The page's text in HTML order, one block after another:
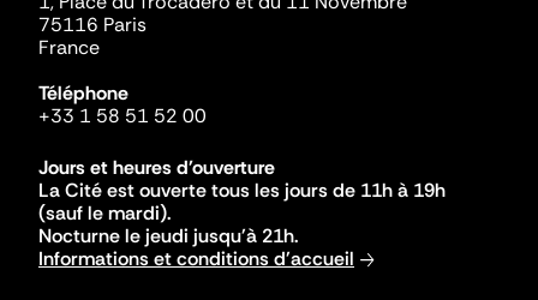
75116 Paris
France
Téléphone
+33 1 58 51 52 00
Jours et heures d'ouverture
La Cité est ouverte tous les jours de 11h à 19h
(sauf le mardi).
Nocturne le jeudi jusqu'à 21h.
Informations et conditions d'accueil